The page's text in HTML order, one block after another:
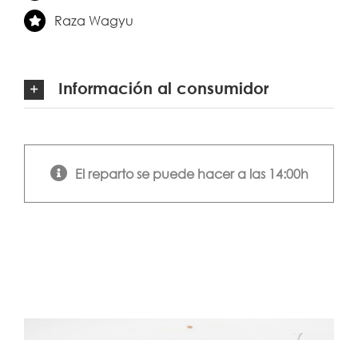
Raza Wagyu
Información al consumidor
El reparto se puede hacer a las 14:00h